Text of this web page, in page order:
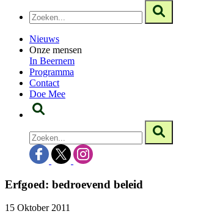
Nieuws
Onze mensen
In Beernem
Programma
Contact
Doe Mee
Erfgoed: bedroevend beleid
15 Oktober 2011